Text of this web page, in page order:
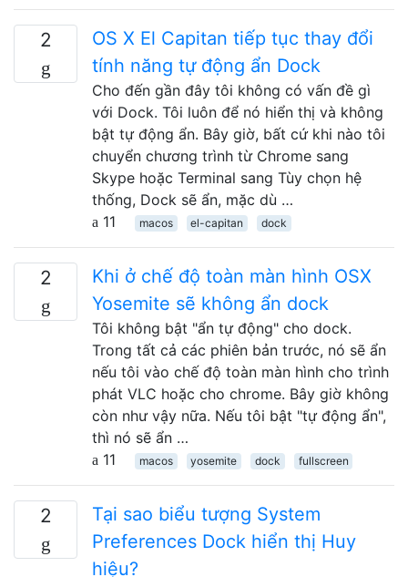
2
OS X El Capitan tiếp tục thay đổi
tính năng tự động ẩn Dock
Cho đến gần đây tôi không có vấn đề gì
với Dock. Tôi luôn để nó hiển thị và không
bật tự động ẩn. Bây giờ, bất cứ khi nào tôi
chuyển chương trình từ Chrome sang
Skype hoặc Terminal sang Tùy chọn hệ
thống, Dock sẽ ẩn, mặc dù …
11
macos el-capitan dock
2
Khi ở chế độ toàn màn hình OSX
Yosemite sẽ không ẩn dock
Tôi không bật "ẩn tự động" cho dock.
Trong tất cả các phiên bản trước, nó sẽ ẩn
nếu tôi vào chế độ toàn màn hình cho trình
phát VLC hoặc cho chrome. Bây giờ không
còn như vậy nữa. Nếu tôi bật "tự động ẩn",
thì nó sẽ ẩn …
11
macos yosemite dock fullscreen
2
Tại sao biểu tượng System
Preferences Dock hiển thị Huy
hiệu?